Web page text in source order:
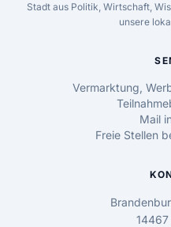
Stadt aus Politik, Wirtschaft,
unsere
Vermarktung,
Mail
Freie Stellen